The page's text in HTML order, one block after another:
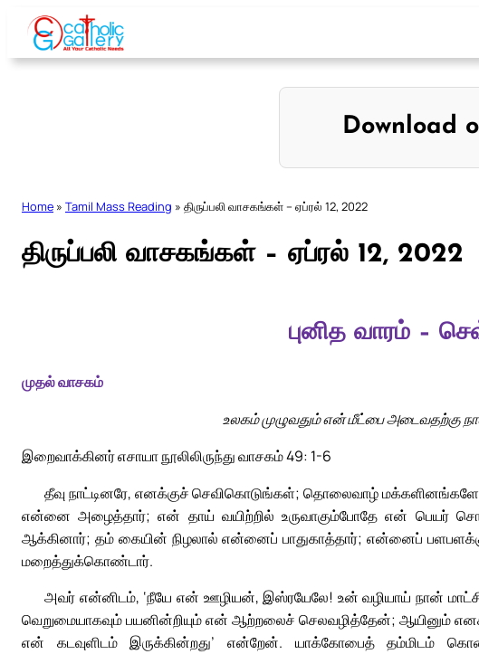
Skip
content
Download
Home » Tamil Mass Reading » திருப்பலி வாசகங்கள் – ஏப்ரல் 12, 2022
திருப்பலி வாசகங்கள் – ஏப்ரல் 12, 2022
புனித வாரம் –
முதல் வாசகம்
உலகம் முழுவதும் என் மீட்பை அடைவதற்கு
இறைவாக்கினர் எசாயா நூலிலிருந்து வாசகம் 49: 1-6
தீவு நாட்டினரே, எனக்குச் செவிகொடுங்கள்; தொலைவாழ்
என்னை அழைத்தார்; என் தாய் வயிற்றில் உருவாகும்போதே என் பெயர்
ஆக்கினார்; தம் கையின் நிழலால் என்னைப் பாதுகாத்தார்; என்னைப்
மறைத்துக்கொண்டார்.
அவர் என்னிடம், ‘நீயே என் ஊழியன், இஸ்ரயேலே! உன் வழியாய் நான்
வெறுமையாகவும் பயனின்றியும் என் ஆற்றலைச் செலவழித்தேன்; ஆயினும்
என் கடவுளிடம் இருக்கின்றது’ என்றேன். யாக்கோபைத் தம்மிடம்